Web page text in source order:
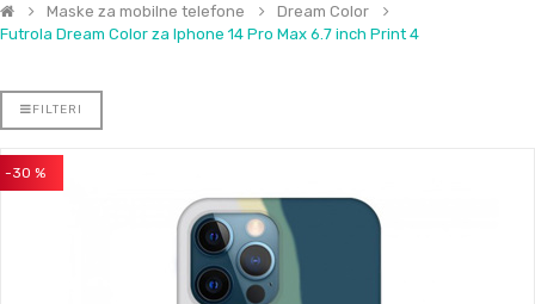
Maske za mobilne telefone
Dream Color
Futrola Dream Color za Iphone 14 Pro Max 6.7 inch Print 4
FILTERI
-30 %